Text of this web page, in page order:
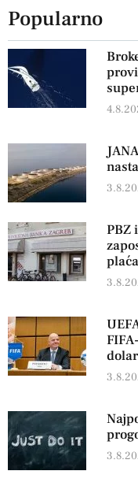
Popularno
PBZ
plaća